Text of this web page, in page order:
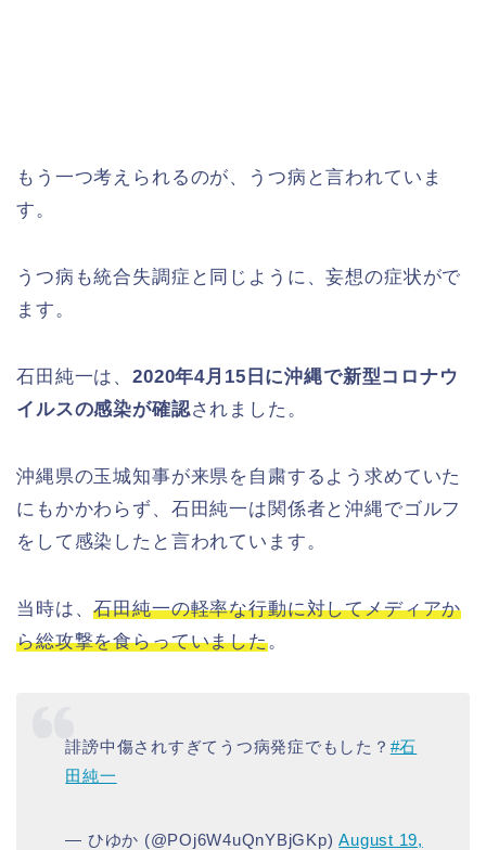
もう一つ考えられるのが、うつ病と言われていま
す。
うつ病も統合失調症と同じように、妄想の症状がで
ます。
石田純一は、2020年4月15日に沖縄で新型コロナウ
イルスの感染が確認されました。
沖縄県の玉城知事が来県を自粛するよう求めていた
にもかかわらず、石田純一は関係者と沖縄でゴルフ
をして感染したと言われています。
当時は、石田純一の軽率な行動に対してメディアか
ら総攻撃を食らっていました。
誹謗中傷されすぎてうつ病発症でもした？ #石
田純一
— ひゆか (@POj6W4uQnYBjGKp)August 19,